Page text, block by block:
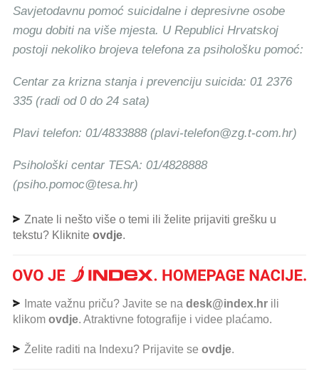
Savjetodavnu pomoć suicidalne i depresivne osobe
mogu dobiti na više mjesta. U Republici Hrvatskoj
postoji nekoliko brojeva telefona za psihološku pomoć:
Centar za krizna stanja i prevenciju suicida: 01 2376
335 (radi od 0 do 24 sata)
Plavi telefon: 01/4833888 (plavi-telefon@zg.t-com.hr)
Psihološki centar TESA: 01/4828888
(psiho.pomoc@tesa.hr)
Znate li nešto više o temi ili želite prijaviti grešku u
tekstu? Kliknite ovdje.
Imate važnu priču? Javite se na desk@index.hr ili
klikom ovdje. Atraktivne fotografije i videe plaćamo.
Želite raditi na Indexu? Prijavite se ovdje.